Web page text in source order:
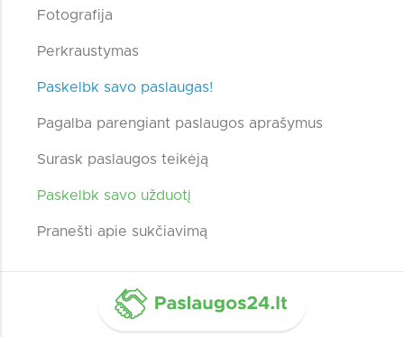
Fotografija
Perkraustymas
Paskelbk savo paslaugas!
Pagalba parengiant paslaugos aprašymus
Surask paslaugos teikėją
Paskelbk savo užduotį
Pranešti apie sukčiavimą